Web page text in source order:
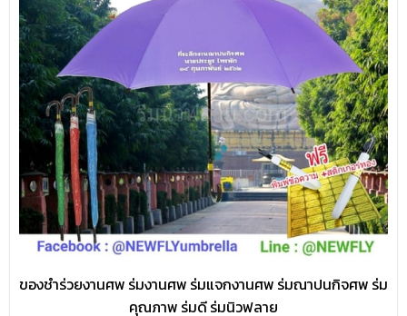
ของชำร่วยงานศพ ร่มงานศพ ร่มแจกงานศพ ร่มณาปนกิจศพ ร่ม
คุณภาพ ร่มดี ร่มนิวฟลาย